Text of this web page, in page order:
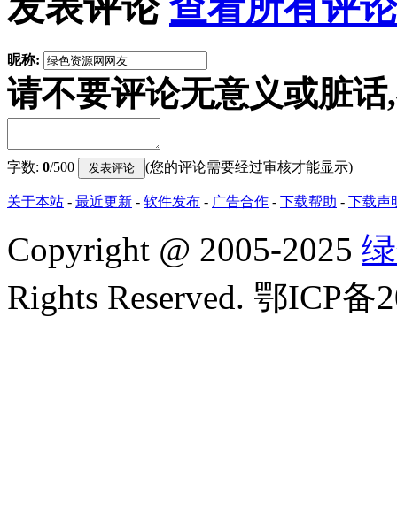
昵称:
请不要评论无意义或脏
字数: 0/500 (您的评论需要经过审核才能显示)
关于本站 - 最近更新 - 软件发布 - 广告合作 - 下载帮助 - 下载声
Copyright @ 2005-2025
Rights Reserved. 鄂ICP备